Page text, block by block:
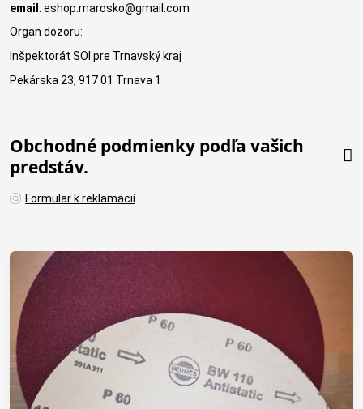
email: eshop.marosko@gmail.com
Organ dozoru:
Inšpektorát SOI pre Trnavský kraj
Pekárska 23, 917 01 Trnava 1
Obchodné podmienky podľa vašich
predstáv.
Formular k reklamacií